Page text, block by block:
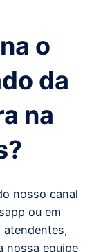
o
da
na
?
nosso canal
ou em
nossa equipe